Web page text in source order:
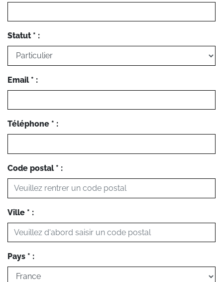
Statut * :
Email * :
Téléphone * :
Code postal * :
Ville * :
Pays * :